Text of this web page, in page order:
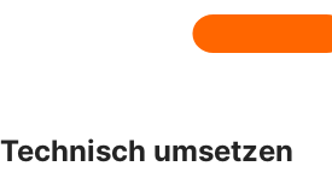
Technisch umsetzen